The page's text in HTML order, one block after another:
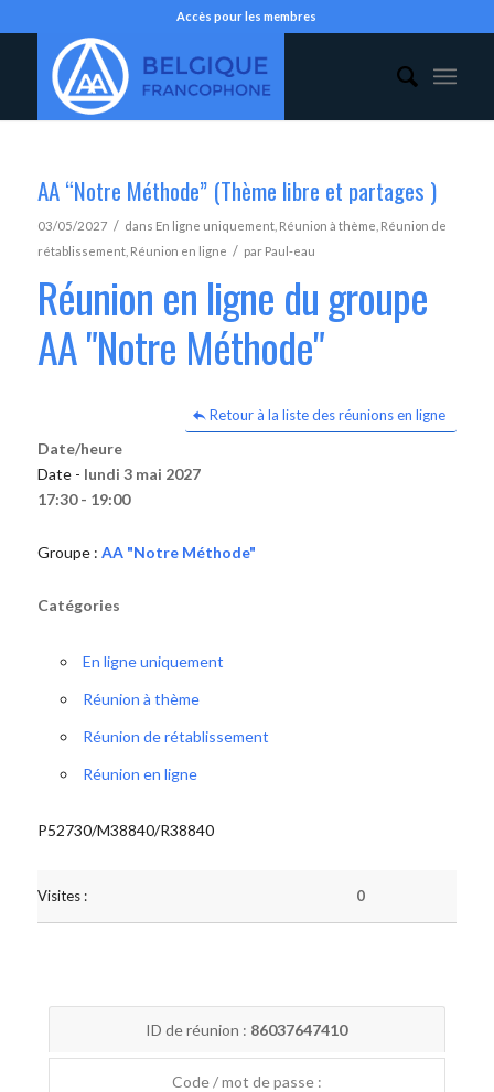
Accès pour les membres
AA “Notre Méthode” (Thème libre et partages )
03/05/2027 / dans En ligne uniquement, Réunion à thème Réunion de
rétablissement, Réunion en ligne / par Paul-eau
Réunion en ligne du groupe
AA "Notre Méthode"
Retour à la liste des réunions en ligne
Date/heure
Date - lundi 3 mai 2027
17:30 - 19:00
Groupe : AA "Notre Méthode"
Catégories
En ligne uniquement
Réunion à thème
Réunion de rétablissement
Réunion en ligne
P52730/M38840/R38840
Visites : 0
ID de réunion : 86037647410
Code / mot de passe :